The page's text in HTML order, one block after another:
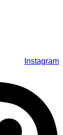
Instagram